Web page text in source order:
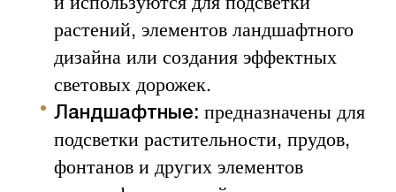
растений, элементов ландшафтного
дизайна или создания эффектных
световых дорожек.
Ландшафтные: предназначены для
подсветки растительности, прудов,
фонтанов и других элементов